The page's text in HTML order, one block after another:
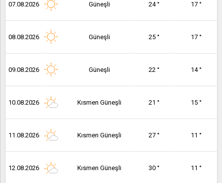
07.08.2026 Güneşli 24 ° 17 °
08.08.2026 Güneşli 25 ° 17 °
09.08.2026 Güneşli 22 ° 14 °
10.08.2026 Kısmen Güneşli 21 ° 15 °
11.08.2026 Kısmen Güneşli 27 ° 11 °
12.08.2026 Kısmen Güneşli 30 ° 11 °